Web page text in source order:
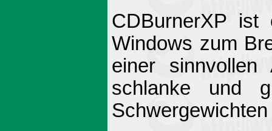
CDBurnerXP ist
Windows zum
einer
schlanke und